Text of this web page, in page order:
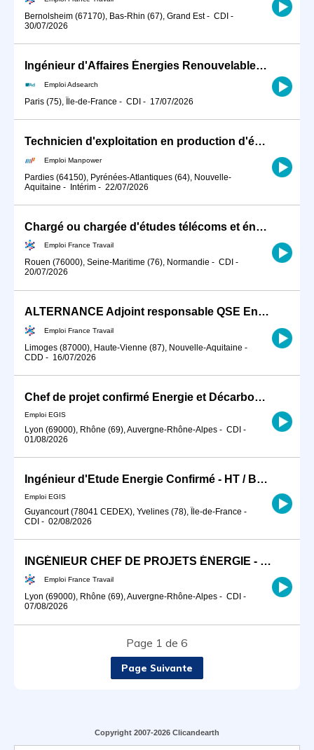
Bernolsheim (67170), Bas-Rhin (67), Grand Est- CDI -
30/07/2026
Ingénieur d'Affaires Énergies Renouvelables (H/F)
Emploi Adsearch
Paris (75), Île-de-France - CDI - 17/07/2026
Technicien d'exploitation en production d'énergie mécanique (H/F)
Emploi Manpower
Pardies (64150), Pyrénées-Atlantiques (64), Nouvelle-
Aquitaine - Intérim - 22/07/2026
Chargé ou chargée d'études télécoms et énergie (H/F)
Emploi France Travail
Rouen (76000), Seine-Maritime (76), Normandie - CDI -
20/07/2026
ALTERNANCE Adjoint responsable QSE Energie (H/F)
Emploi France Travail
Limoges (87000), Haute-Vienne (87), Nouvelle-Aquitaine -
CDD - 16/07/2026
Chef de projet confirmé Energie et Décarbonation H/F
Emploi EGIS
Lyon (69000), Rhône (69), Auvergne-Rhône-Alpes - CDI -
01/08/2026
Ingénieur d'Etude Energie Confirmé - HT / BT H/F
Emploi EGIS
Guyancourt (78041 CEDEX), Yvelines (78), Île-de-France -
CDI - 02/08/2026
INGÉNIEUR CHEF DE PROJETS ÉNERGIE - RÉSEAUX DE CHALEUR (H/F)
Emploi France Travail
Lyon (69000), Rhône (69), Auvergne-Rhône-Alpes - CDI -
07/08/2026
Page 1 de 6
Page Suivante
Copyright 2007-2026 Clicandearth